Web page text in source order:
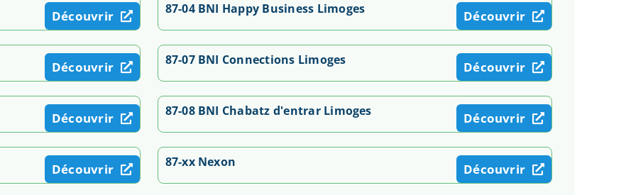
Découvrir 87-04 BNI Happy Business Limoges Découvrir
Découvrir 87-07 BNI Connections Limoges Découvrir
Découvrir 87-08 BNI Chabatz d'entrar Limoges Découvrir
Découvrir 87-xx Nexon Découvrir